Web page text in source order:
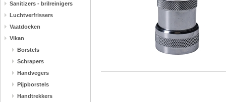
Sanitizers - brilreinigers
Luchtverfrissers
Vaatdoeken
Vikan
Borstels
Schrapers
Handvegers
Pijpborstels
Handtrekkers